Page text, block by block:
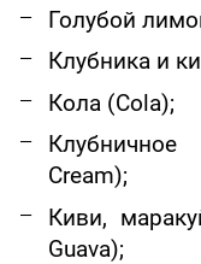
Голубой
Клубника и
Кола (Cola);
Cream);
Киви,
Guava);